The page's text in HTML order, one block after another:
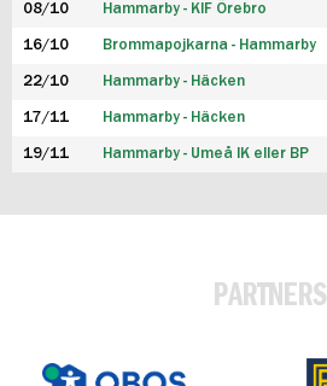
08/10 Hammarby - KIF Örebro
16/10 Brommapojkarna - Hammarby
22/10 Hammarby - Häcken
17/11 Hammarby - Häcken
19/11 Hammarby - Umeå IK eller BP
PARTNERS